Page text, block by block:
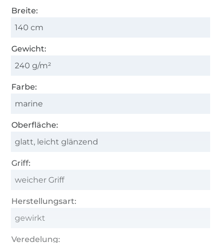
Breite:
140 cm
Gewicht:
240 g/m²
Farbe:
marine
Oberfläche:
glatt, leicht glänzend
Griff:
weicher Griff
Herstellungsart:
gewirkt
Veredelung: